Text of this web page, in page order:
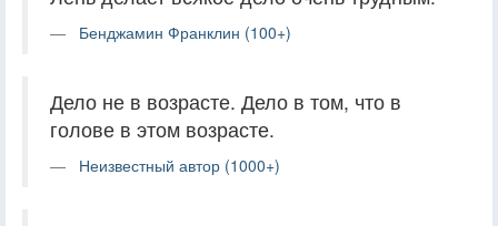
Бенджамин Франклин (100+)
Дело не в возрасте. Дело в том, что в
голове в этом возрасте.
Неизвестный автор (1000+)